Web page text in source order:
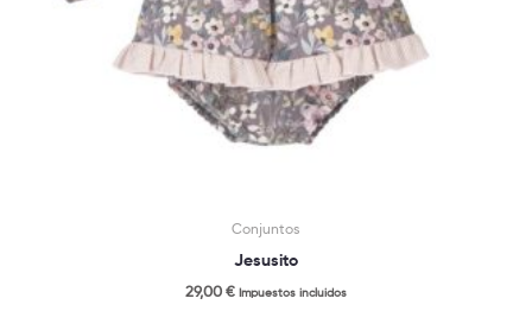
Conjuntos
Jesusito
29,00 € Impuestos incluidos
en
la
página